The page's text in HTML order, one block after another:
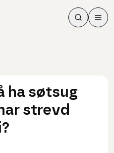
Søk
Søk
Meny
ha søtsug
strevd